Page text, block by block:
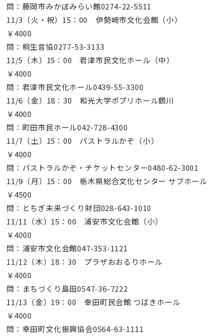
問：藤岡市みかぼみらい館0274-22-5511
11/3（火・祝）15：00 伊勢崎市文化会館（小）
￥4000
問：桐生音協0277-53-3133
11/5（木）15：00 君津市民文化ホール（中）
￥4000
問：君津市民文化ホール0439-55-3300
11/6（金）18：30 和光大学ポプリホール鶴川
￥4000
問：町田市民ホール042-728-4300
11/7（土）15：00 パストラルかぞ（小）
￥4000
問：パストラルかぞ・チケットセンター0480-62-3001
11/9（月）15：00 栃木県総合文化センター サブホール
￥4500
問：とちぎ未来づくり財団028-643-1010
11/11（水）15：00 浦安市文化会館（小）
￥4000
問：浦安市文化会館047-353-1121
11/12（木）18：30 プラザおおるりホール
￥4000
問：まちづくり島田0547-36-7222
11/13（金）19：00 幸田町民会館 つばきホール
￥4000
問：幸田町文化振興協会0564-63-1111